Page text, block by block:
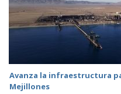
Avanza la infraestructura
Mejillones